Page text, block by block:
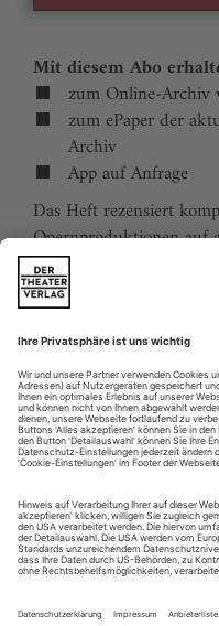
Mit diesem Abo
zum Online-Archiv
zum ePaper der
Archiv
App auf Anfrage
Das Heft rezensiert
Opernproduktionen auf
zeigt die Welt hinter der
verfolgt die Kulturpolitik.
behandeln die
Komponisten und die
internationalen
animiert zu
Sie erhalten Zugang
und können sowohl das
ePaper-Archiv über
theaterverlag.de
Das Abonnement hat
verlängert sich jeweils
es nicht vom Kunden
Bestellungen“ auf